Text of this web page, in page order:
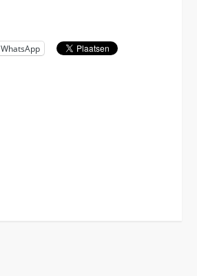
WhatsApp